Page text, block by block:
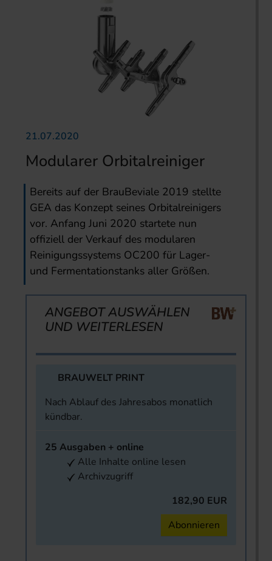
21.07.2020
Modularer Orbitalreiniger
Bereits auf der BrauBeviale 2019 stellte
GEA das Konzept seines Orbitalreinigers
vor. Anfang Juni 2020 startete nun
offiziell der Verkauf des modularen
Reinigungssystems OC200 für Lager-
und Fermentationstanks aller Größen.
ANGEBOT AUSWÄHLEN
UND WEITERLESEN
BRAUWELT PRINT
Nach Ablauf des Jahresabos monatlich
kündbar.
25 Ausgaben + online
Alle Inhalte online lesen
Archivzugriff
182,90 EUR
Abonnieren